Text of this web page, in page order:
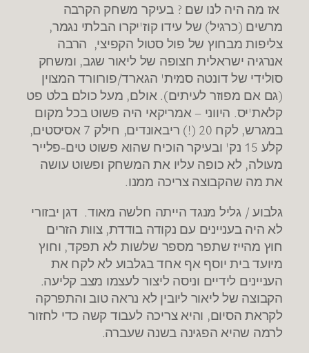
אז מה היה לנו שם ? בעיקר משחק הקרבה
מרשים (כרגיל) של עידו קוז'יקרו הבלתי נגמר,
צליפות מבחוץ של פול סטול הקפיצי, הרבה
אנרגיה ישראלית חצופה של ליאור שגב, ומשחק
סולידי של דונטה סמית' הגארד/פורוורד המצוין
(גם אם מפוזר לעיתים). אולם, מעל כולם בלט פט
קלאת'יס. היווני – אמריקאי היה פשוט בכל מקום
במגרש, לקח 20 (!) ריבאונדים, חילק 7 אסיסטים,
קלע 15 נק' ובעיקר הוכיח שהוא פשוט טים-פלייר
מעולה, לא כופה עליו את המשחק ופשוט עושה
את מה שהקבוצה צריכה ממנו.
גלבוע / גליל מנגד הייתה חלשה מאוד. דגן יבזורי
לא היה בעניינים עם נקודה בודדת, צוות הזרים
חוץ מהייז שתפר מספר שלשות לא תפקד, וחוץ
מיועד בית יוסף אף אחד בגלבוע לא לקח את
העניינים לידיים וניסה ליצור לעצמו מצב קליעה.
הקבוצה של ליאור ליובין לא נראה טוב והתפרקה
לקראת הסיום, והיא צריכה לעבוד קשה כדי לחזור
לרמה שהיא הפגינה בשנה שעברה.